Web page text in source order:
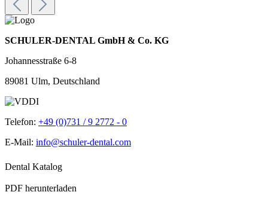
SCHULER-DENTAL GmbH & Co. KG
Johannesstraße 6-8
89081 Ulm, Deutschland
Telefon: +49 (0)731 / 9 2772 - 0
E-Mail: info@schuler-dental.com
Dental Katalog
PDF herunterladen